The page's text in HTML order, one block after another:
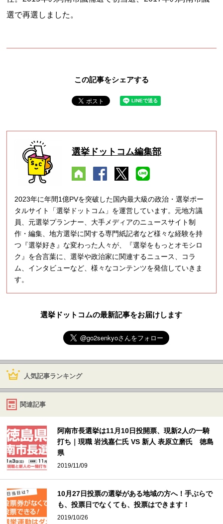
選で再選しました。
この記事をシェアする
選挙ドットコム編集部
2023年に年間1億PVを突破した国内最大級の政治・選挙ポー
タルサイト「選挙ドットコム」を運営しています。元地方議
員、元選挙プランナー、大手メディアのニュースサイト制
作・編集、地方選挙に関する専門紙記者など様々な経験を持
つ『選挙好き』な変わった人々が、『選挙をもっとオモシロ
ク』を合言葉に、選挙や政治家に関連するニュース、コラ
ム、インタビューなど、様々なコンテンツを発信していきま
す。
選挙ドットコムの最新記事をお届けします
人気記事ランキング
関連記事
阿南市長選挙は11月10日投開票、現新2人の一騎
打ち｜現職 岩浅嘉仁氏 VS 新人 表原立磨氏 徳島
県
2019/11/09
10月27日投票の選挙がある地域の方へ！手ぶらで
も、投票日でなくても、投票はできます！
2019/10/26